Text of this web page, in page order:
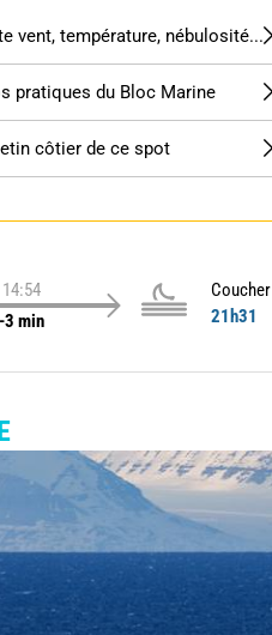
vent, température, nébulosité...
pratiques du Bloc Marine
côtier de ce spot
14:54
-3 min
Coucher
21h31